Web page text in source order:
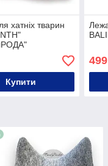
хатніх тварин
Купити
499